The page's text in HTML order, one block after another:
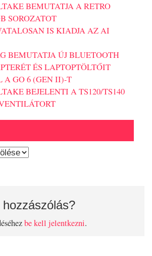
BEMUTATJA A RETRO
SOROZATOT
IS KIADJA AZ AI
BEMUTATJA ÚJ BLUETOOTH
ÉS LAPTOPTÖLTŐIT
A GO 6 (GEN II)-T
BEJELENTI A TS120/TS140
be kell jelentkezni.